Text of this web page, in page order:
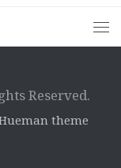
Reserved.
theme